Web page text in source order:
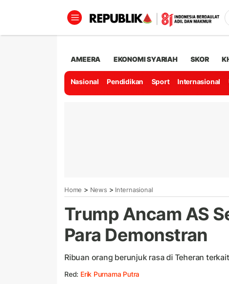
AMEERA EKONOMI SYARIAH SKOR
Nasional Pendidikan Sport Internasional
Home > News > Internasional
Trump Ancam AS
Para Demonstran
Ribuan orang berunjuk rasa di Teheran
Red: Erik Purnama Putra